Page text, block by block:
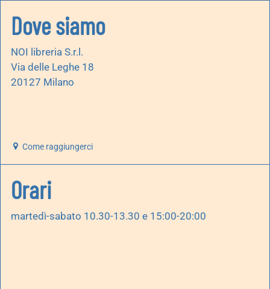
Dove siamo
NOI libreria S.r.l.
Via delle Leghe 18
20127 Milano
Come raggiungerci
Orari
martedì-sabato 10.30-13.30 e 15:00-20:00